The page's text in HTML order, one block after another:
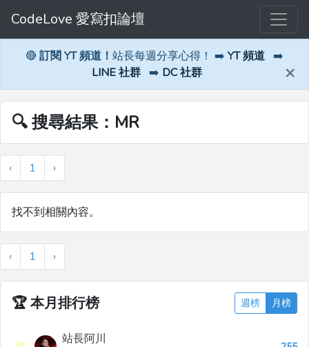
CodeLove 愛寫扣論壇
🔴 訂閱 YT 頻道！ 站長每週分享心得！ ➡️ YT 頻道 ➡️
LINE 社群 ➡️ DC 社群 ×
🔍 搜尋結果：MR
‹ 1 ›
找不到相關內容。
‹ 1 ›
🏆本月排行榜 週榜 月榜
站長阿川